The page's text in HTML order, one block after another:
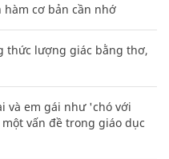
hàm cơ bản cần nhớ
thức lượng giác bằng thơ,
và em gái như 'chó với
vấn đề trong giáo dục